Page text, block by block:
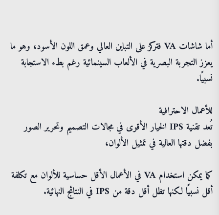
أما شاشات VA فتركز على التباين العالي وعمق اللون الأسود، وهو ما
يعزز التجربة البصرية في الألعاب السينمائية رغم بطء الاستجابة
نسبيًا.
للأعمال الاحترافية
تُعد تقنية IPS الخيار الأقوى في مجالات التصميم وتحرير الصور
بفضل دقتها العالية في تمثيل الألوان،
كما يمكن استخدام VA في الأعمال الأقل حساسية للألوان مع تكلفة
أقل نسبيًا لكنها تظل أقل دقة من IPS في النتائج النهائية.